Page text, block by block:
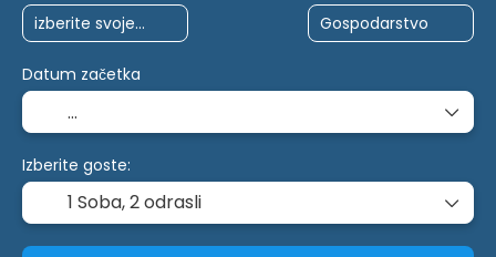
Datum začetka
Izberite goste:
1 Soba,2 odrasli